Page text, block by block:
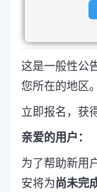
这是一般性公
您所在的地区。
立即报名，获
亲爱的用户：
为了帮助新用
安将为尚未完